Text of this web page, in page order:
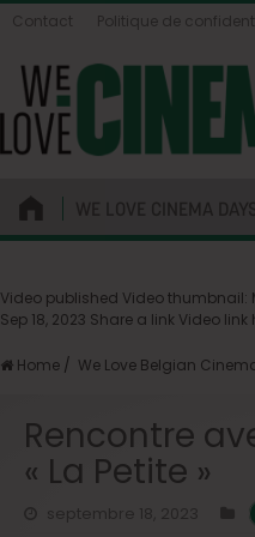
Contact Politique de
WE LOVE CINEMA
Video published Video thumbnail:
Sep 18, 2023 Share a link Video
Home / We Love Belgian
Rencontre
« La Petite »
septembre 18, 2023